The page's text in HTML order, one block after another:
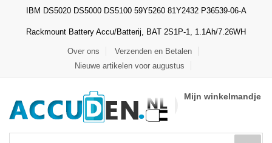
IBM DS5020 DS5000 DS5100 59Y5260 81Y2432 P36539-06-A
Rackmount Battery Accu/Batterij, BAT 2S1P-1, 1.1Ah/7.26WH
Over ons
Verzenden en Betalen
Nieuwe artikelen voor augustus
Mijn winkelmandje